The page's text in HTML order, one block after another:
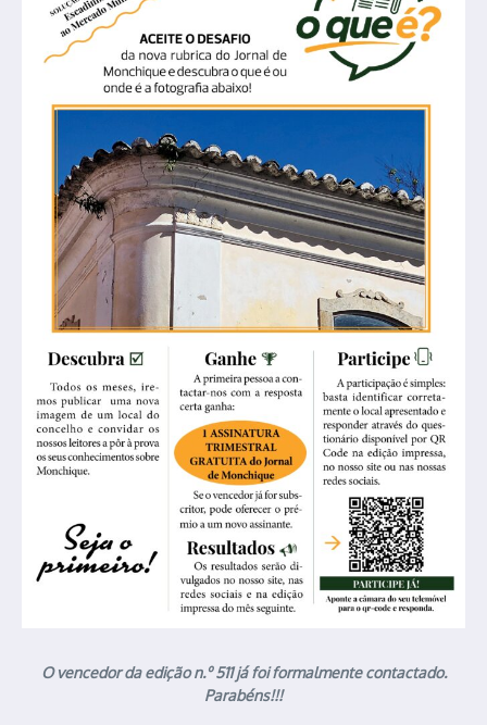
O vencedor da edição n.º 511 já foi formalmente contactado.
Parabéns!!!